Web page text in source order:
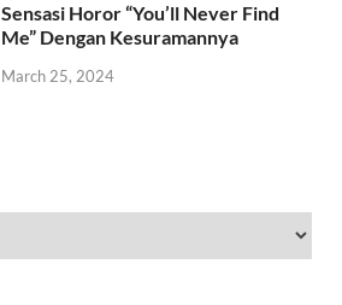
Sensasi Horor “You’ll Never Find
Me” Dengan Kesuramannya
March 25, 2024